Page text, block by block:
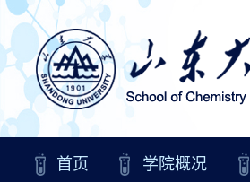
首页 学院概况